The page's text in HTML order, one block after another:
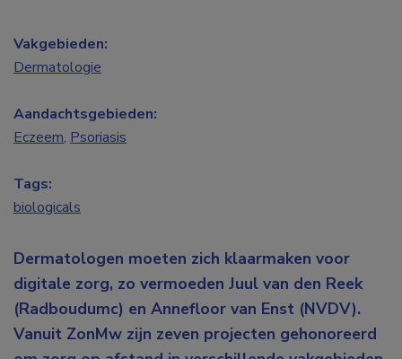
Dermatologen moeten zich klaarmaken voor
digitale zorg, zo vermoeden Juul van den Reek
(Radboudumc) en Annefloor van Enst (NVDV).
Vanuit ZonMw zijn zeven projecten gehonoreerd
Vakgebieden:
Dermatologie
Aandachtsgebieden:
Eczeem, Psoriasis
Tags:
biologicals